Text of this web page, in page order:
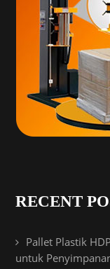
RECENT
Pallet Plastik
untuk